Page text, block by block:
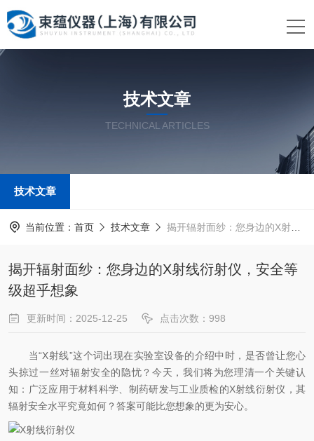
技术文章
TECHNICAL ARTICLES
技术文章
当前位置： 首页 技术文章 揭开辐射面纱：您身边的X射线衍射仪，安全等级超乎想象
揭开辐射面纱：您身边的X射线衍射仪，安全等
级超乎想象
更新时间：2025-12-25 点击次数：998
当“X射线”这个词出现在实验室设备的介绍中时，是否曾让您心
头掠过一丝对辐射安全的隐忧？今天，我们将为您理清一个关键认
知：广泛应用于材料科学、制药研发与工业质检的X射线衍射仪，其
辐射安全水平究竟如何？答案可能比您想象的更为安心。